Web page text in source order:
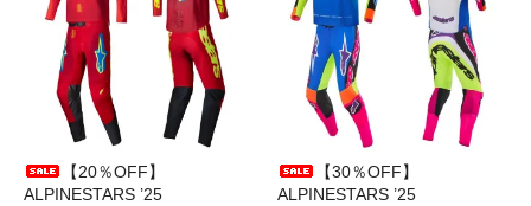
【20％OFF】
ALPINESTARS ’25
【30％OFF】
ALPINESTARS ’25